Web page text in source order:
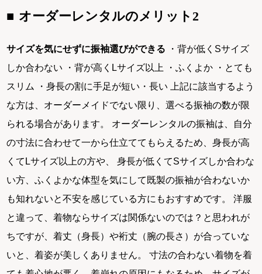
オーダーレンタルのメリット2
サイズを気にせずに振袖選びができる
しか合わない ・背が高くLサイズ以上 ・ふくよか ・とても
スリム ・身長の割に手足が短い・長い 上記に該当するよう
な方は、オーダーメイドでない限り、選べる振袖の数が限
られる場合があります。 オーダーレンタルの振袖は、自分
の寸法に合わせて一から仕立ててもらえるため、身長が高
くてLサイズ以上の方や、 身長が低くてSサイズしか合わな
い方、ふくよかな体型を気にして既製の振袖が合わないか
も知れないと不安を感じている方にもおすすめです。 洋服
と違って、着物ならサイズは関係ないのでは？と思われが
ちですが、着丈（身長）や裄丈（腕の長さ）が合っていな
いと、着姿が美しくありません。 寸法の合わない着物を着